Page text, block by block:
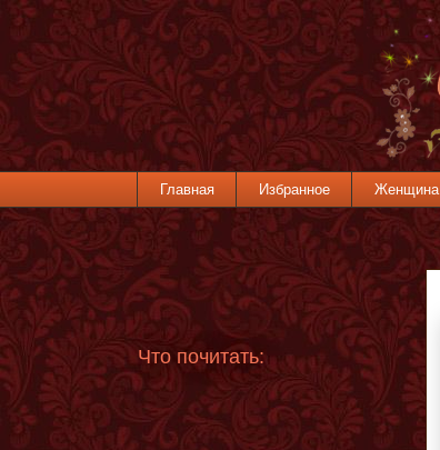
Главная Избранное Женщина
Что почитать: